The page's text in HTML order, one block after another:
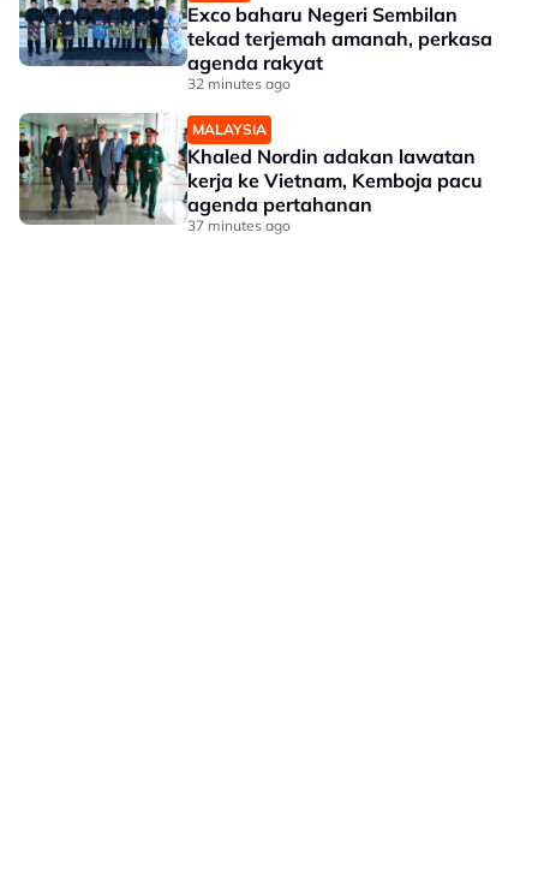
Exco baharu Negeri Sembilan
tekad terjemah amanah, perkasa
agenda rakyat
32 minutes ago
MALAYSIA
Khaled Nordin adakan lawatan
kerja ke Vietnam, Kemboja pacu
agenda pertahanan
37 minutes ago